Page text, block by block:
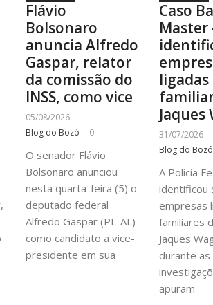
Flávio
Bolsonaro
anuncia Alfredo
Gaspar, relator
da comissão do
INSS, como vice
05/08/2026
Blog do Bozó
0
O senador Flávio
Bolsonaro anunciou
nesta quarta-feira (5) o
deputado federal
Alfredo Gaspar (PL-AL)
como candidato a vice-
presidente em sua
Caso
Master
ligadas
Jaques
31/07/2026
Blog do Bozó
A Polícia
identificou
empresas
familiares
Jaques
durante as
apuram